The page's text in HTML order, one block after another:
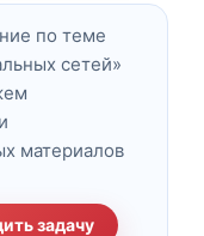
по теме
сетей»
материалов
задачу